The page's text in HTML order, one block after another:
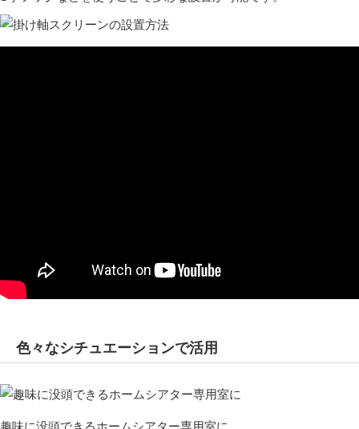
色々なシチュエーションで活用
趣味に没頭できるホームシアター専用室に